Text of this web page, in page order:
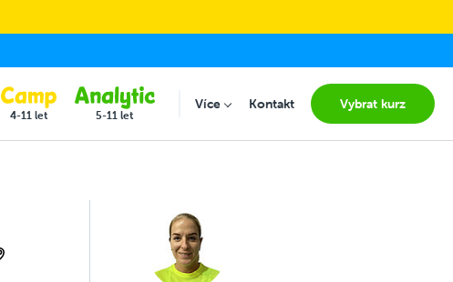
4-11 let 5-11 let
VíceSubmenu for "Více"
Kontakt Vybrat kurz